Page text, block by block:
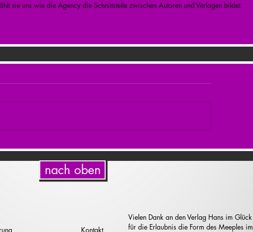
sie uns wie die Agency die Schnittstelle zwischen Autoren und Verlagen bildet.
nach oben
Kontakt
Vielen Dank an den Verlag Hans im Glück
für die Erlaubnis die Form des Meeples im